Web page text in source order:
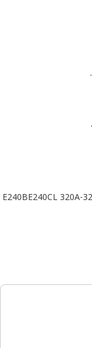
320 L
E240C
E240B